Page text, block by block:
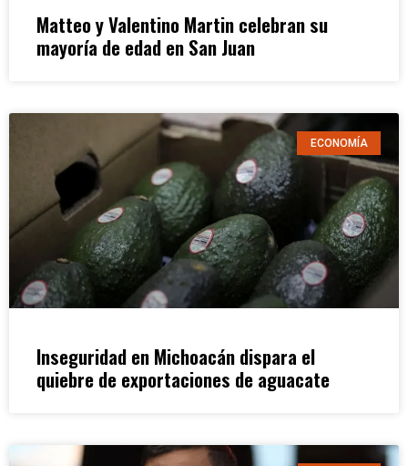
Matteo y Valentino Martin celebran su
mayoría de edad en San Juan
ECONOMÍA
Inseguridad en Michoacán dispara el
quiebre de exportaciones de aguacate